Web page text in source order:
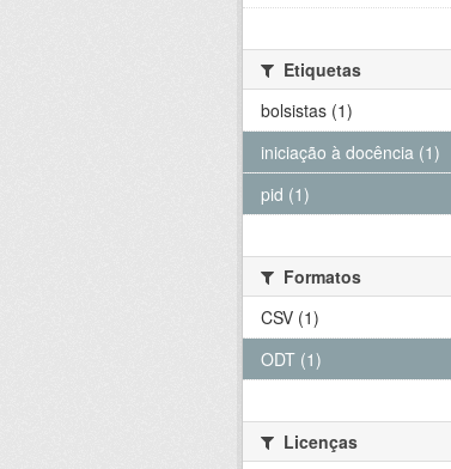
Etiquetas
bolsistas (1)
iniciação à docência (1)
pid (1)
Formatos
CSV (1)
ODT (1)
Licenças